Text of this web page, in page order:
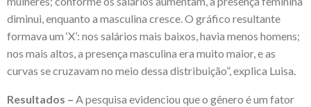
diminui, enquanto a masculina cresce. O gráfico resultante
formava um ‘X’: nos salários mais baixos, havia menos homens;
nos mais altos, a presença masculina era muito maior, e as
curvas se cruzavam no meio dessa distribuição”, explica Luisa.
Resultados – A pesquisa evidenciou que o gênero é um fator